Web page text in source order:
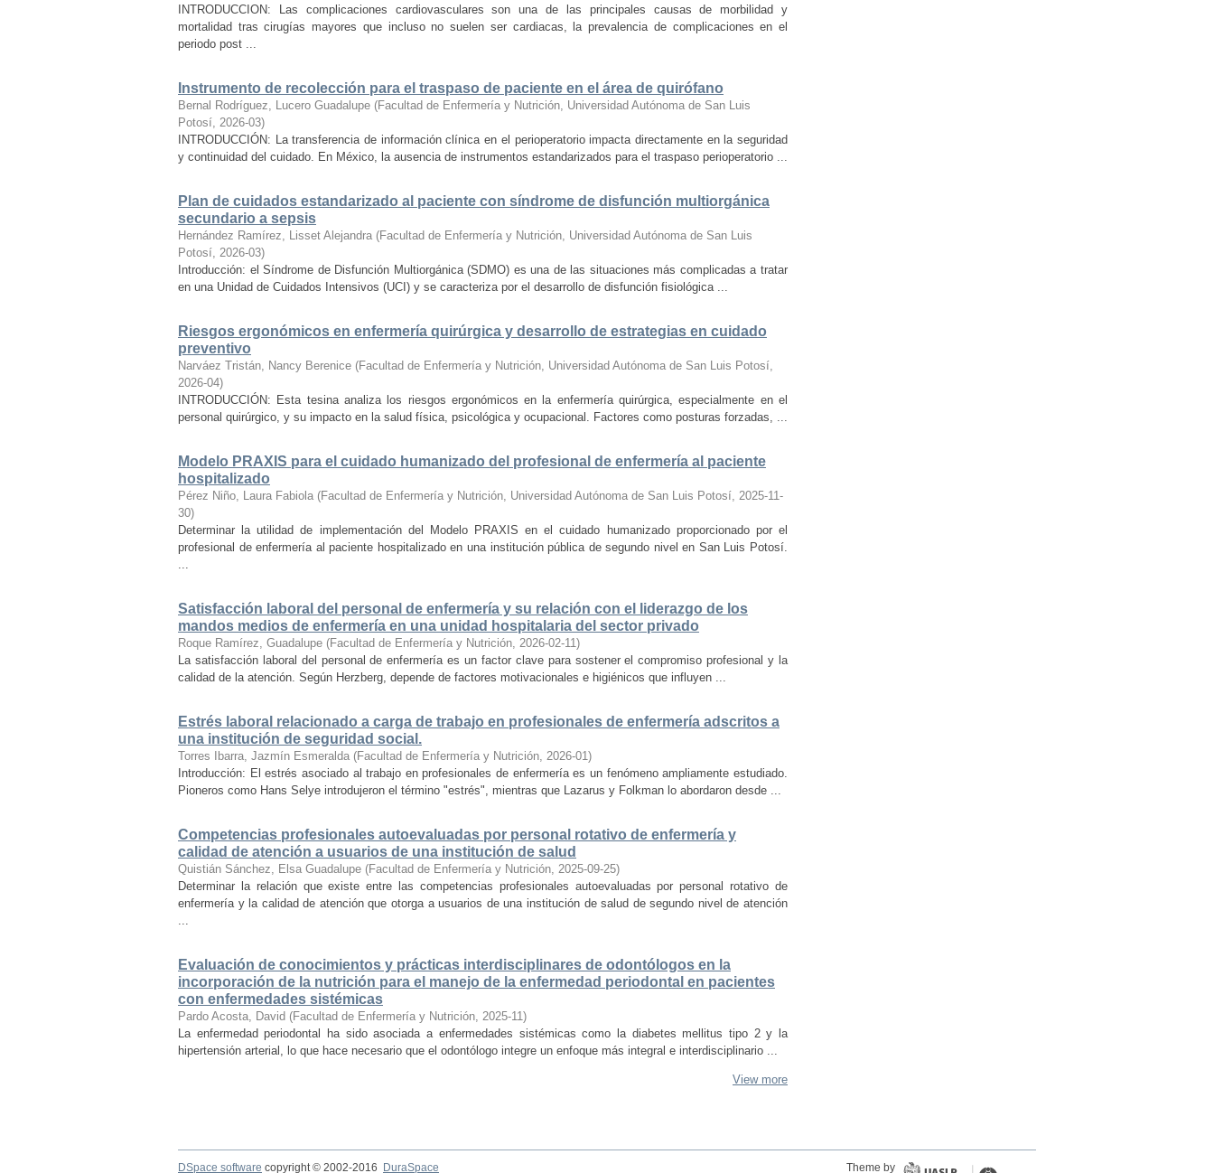
INTRODUCCION: Las complicaciones cardiovasculares son una de las principales causas de morbilidad y
mortalidad tras cirugías mayores que incluso no suelen ser cardiacas, la prevalencia de complicaciones en el
periodo post ...
Instrumento de recolección para el traspaso de paciente en el área de quirófano
Bernal Rodríguez, Lucero Guadalupe (Facultad de Enfermería y Nutrición, Universidad Autónoma de San Luis
Potosí, 2026-03)
INTRODUCCIÓN: La transferencia de información clínica en el perioperatorio impacta directamente en la seguridad
y continuidad del cuidado. En México, la ausencia de instrumentos estandarizados para el traspaso perioperatorio ...
Plan de cuidados estandarizado al paciente con síndrome de disfunción multiorgánica
secundario a sepsis
Hernández Ramírez, Lisset Alejandra (Facultad de Enfermería y Nutrición, Universidad Autónoma de San Luis
Potosí, 2026-03)
Introducción: el Síndrome de Disfunción Multiorgánica (SDMO) es una de las situaciones más complicadas a tratar
en una Unidad de Cuidados Intensivos (UCI) y se caracteriza por el desarrollo de disfunción fisiológica ...
Riesgos ergonómicos en enfermería quirúrgica y desarrollo de estrategias en cuidado
preventivo
Narváez Tristán, Nancy Berenice (Facultad de Enfermería y Nutrición, Universidad Autónoma de San Luis Potosí,
2026-04)
INTRODUCCIÓN: Esta tesina analiza los riesgos ergonómicos en la enfermería quirúrgica, especialmente en el
personal quirúrgico, y su impacto en la salud física, psicológica y ocupacional. Factores como posturas forzadas, ...
Modelo PRAXIS para el cuidado humanizado del profesional de enfermería al paciente
hospitalizado
Pérez Niño, Laura Fabiola (Facultad de Enfermería y Nutrición, Universidad Autónoma de San Luis Potosí, 2025-11-
30)
Determinar la utilidad de implementación del Modelo PRAXIS en el cuidado humanizado proporcionado por el
profesional de enfermería al paciente hospitalizado en una institución pública de segundo nivel en San Luis Potosí.
...
Satisfacción laboral del personal de enfermería y su relación con el liderazgo de los
mandos medios de enfermería en una unidad hospitalaria del sector privado
Roque Ramírez, Guadalupe (Facultad de Enfermería y Nutrición, 2026-02-11)
La satisfacción laboral del personal de enfermería es un factor clave para sostener el compromiso profesional y la
calidad de la atención. Según Herzberg, depende de factores motivacionales e higiénicos que influyen ...
Estrés laboral relacionado a carga de trabajo en profesionales de enfermería adscritos a
una institución de seguridad social.
Torres Ibarra, Jazmín Esmeralda (Facultad de Enfermería y Nutrición, 2026-01)
Introducción: El estrés asociado al trabajo en profesionales de enfermería es un fenómeno ampliamente estudiado.
Pioneros como Hans Selye introdujeron el término "estrés", mientras que Lazarus y Folkman lo abordaron desde ...
Competencias profesionales autoevaluadas por personal rotativo de enfermería y
calidad de atención a usuarios de una institución de salud
Quistián Sánchez, Elsa Guadalupe (Facultad de Enfermería y Nutrición, 2025-09-25)
Determinar la relación que existe entre las competencias profesionales autoevaluadas por personal rotativo de
enfermería y la calidad de atención que otorga a usuarios de una institución de salud de segundo nivel de atención
...
Evaluación de conocimientos y prácticas interdisciplinares de odontólogos en la
incorporación de la nutrición para el manejo de la enfermedad periodontal en pacientes
con enfermedades sistémicas
Pardo Acosta, David (Facultad de Enfermería y Nutrición, 2025-11)
La enfermedad periodontal ha sido asociada a enfermedades sistémicas como la diabetes mellitus tipo 2 y la
hipertensión arterial, lo que hace necesario que el odontólogo integre un enfoque más integral e interdisciplinario ...
View more
DSpace software copyright © 2002-2016 DuraSpace Theme by